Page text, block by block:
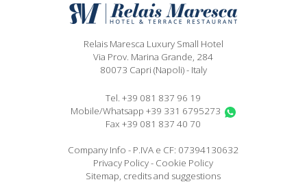
Relais Maresca Luxury Small Hotel
Via Prov. Marina Grande, 284
80073 Capri (Napoli)- Italy
Tel.+39 081 837 96 19
Mobile/Whatsapp+39 331 6795273
Fax +39 081 837 40 70
Company Info - P.IVA e CF: 07394130632
Privacy Policy- Cookie Policy
Sitemap, credits and suggestions
DELLA SRL
GEST. RELAIS MARESCA